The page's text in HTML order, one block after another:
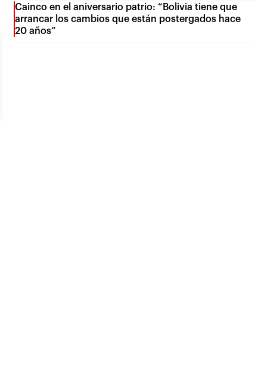
Cainco en el aniversario patrio: “Bolivia tiene que
arrancar los cambios que están postergados hace
20 años”